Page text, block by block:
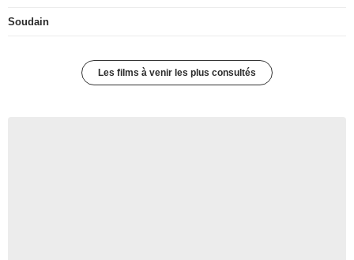
Soudain
Les films à venir les plus consultés